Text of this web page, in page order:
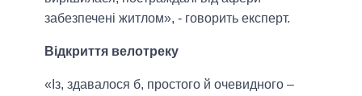
забезпечені житлом», - говорить експерт.
Відкриття велотреку
«Із, здавалося б, простого й очевидного –